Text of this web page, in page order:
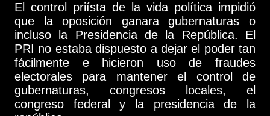
El control priísta de la vida política impidió
que la oposición ganara gubernaturas o
incluso la Presidencia de la República. El
PRI no estaba dispuesto a dejar el poder tan
fácilmente e hicieron uso de fraudes
electorales para mantener el control de
gubernaturas, congresos locales, el
congreso federal y la presidencia de la